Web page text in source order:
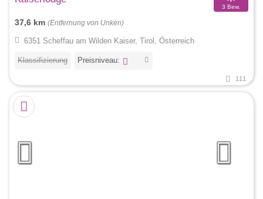
3 Bew.
37,6 km (Entfernung von Unken)
6351 Scheffau am Wilden Kaiser, Tirol, Österreich
Klassifizierung Preisniveau:
111